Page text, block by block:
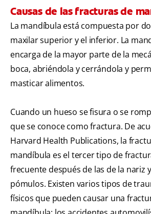
Causas de las fracturas de
La mandíbula está compuesta por
maxilar superior y el inferior. La
encarga de la mayor parte de la
boca, abriéndola y cerrándola y
masticar alimentos.
Cuando un hueso se fisura o se
que se conoce como fractura. De
Harvard Health Publications, la
mandíbula es el tercer tipo de
frecuente después de las de la nariz
pómulos. Existen varios tipos de
físicos que pueden causar una